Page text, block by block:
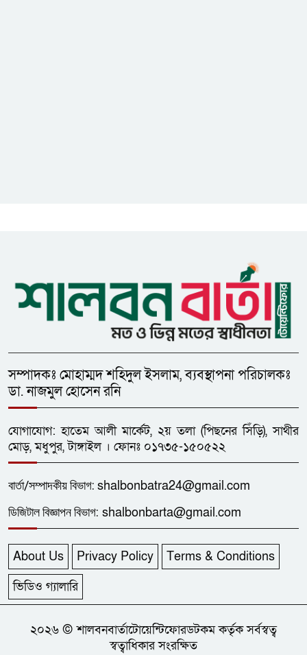
সহযোগিতা চাইলেন সাইফুল ইসলাম
সম্পাদকঃ মোহাম্মদ শহিদুল ইসলাম, ব্যবস্থাপনা পরিচালকঃ
ডা. নাজমুল হোসেন রনি
যোগাযোগ: হাতেম আলী মার্কেট, ২য় তলা (পিছনের সিঁড়ি), সাথীর
মোড়, মধুপুর, টাঙ্গাইল । ফোনঃ ০১৭৩৫-১৫০৫২২
বার্তা/সম্পাদকীয়বিভাগ: shalbonbatra24@gmail.com
ডিজিটাল বিজ্ঞাপন বিভাগ: shalbonbarta@gmail.com
About Us Privacy Policy
Terms & Conditions
ভিডিও গ্যালারি
২০২৬ © শালবনবার্তাটোয়েন্টিফোরডটকম কর্তৃক সর্বস্বত্ব
স্বত্বাধিকার সংরক্ষিত